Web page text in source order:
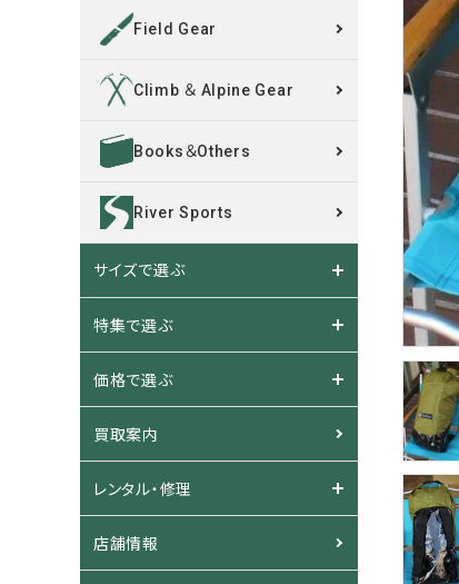
ログイン
Field Gear
Climb ＆ Alpine Gear
Books＆Others
River Sports
サイズで選ぶ
特集で選ぶ
価格で選ぶ
買取案内
レンタル・修理
店舗情報